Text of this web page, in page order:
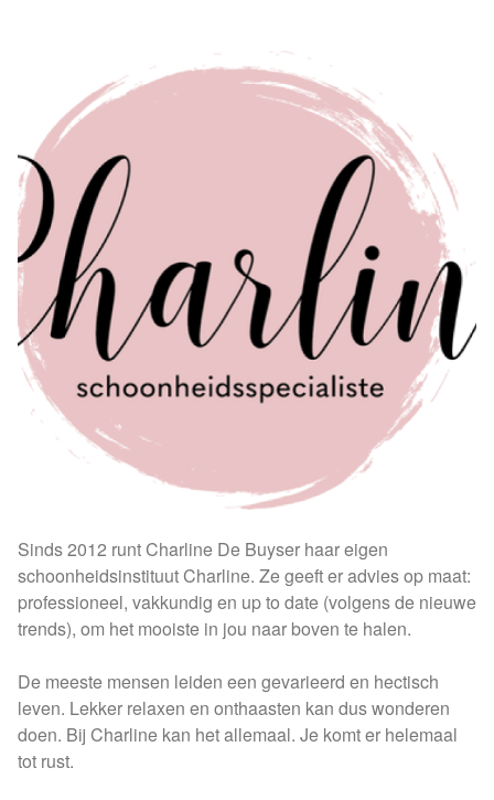
Sinds 2012 runt Charline De Buyser haar eigen
schoonheidsinstituut Charline. Ze geeft er advies op maat:
professioneel, vakkundig en up to date (volgens de nieuwe
trends), om het mooiste in jou naar boven te halen.
De meeste mensen leiden een gevarieerd en hectisch
leven. Lekker relaxen en onthaasten kan dus wonderen
doen. Bij Charline kan het allemaal. Je komt er helemaal
tot rust.